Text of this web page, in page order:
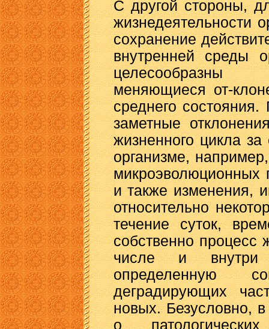
С другой стороны,
жизнедеятельности
сохранение
внутренней среды
целесообразны
меняющиеся от-
среднего
заметные
жизненного цикла
организме,
микроэволюционных
и также изменения,
относительно
течение суток,
собственно процесс
числе и внутри
определенную
деградирующих
новых. Безусловно,
о